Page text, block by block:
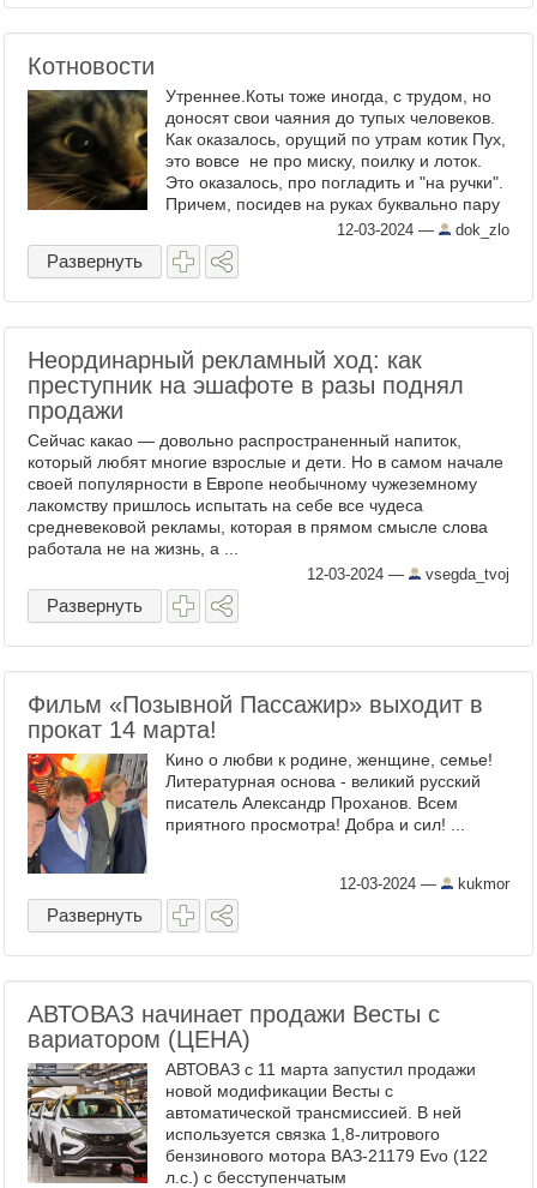
Котновости
Утреннее.Коты тоже иногда, с трудом, но
доносят свои чаяния до тупых человеков.
Как оказалось, орущий по утрам котик Пух,
это вовсе не про миску, поилку и лоток.
Это оказалось, про погладить и "на ручки".
Причем, посидев на руках буквально пару
минут, и убедившись, что его, по ...
12-03-2024 — dok_zlo
Развернуть
Неординарный рекламный ход: как
преступник на эшафоте в разы поднял
продажи
Сейчас какао — довольно распространенный напиток,
который любят многие взрослые и дети. Но в самом начале
своей популярности в Европе необычному чужеземному
лакомству пришлось испытать на себе все чудеса
средневековой рекламы, которая в прямом смысле слова
работала не на жизнь, а ...
12-03-2024 — vsegda_tvoj
Развернуть
Фильм «Позывной Пассажир» выходит в
прокат 14 марта!
Кино о любви к родине, женщине, семье!
Литературная основа - великий русский
писатель Александр Проханов. Всем
приятного просмотра! Добра и сил! ...
12-03-2024 — kukmor
Развернуть
АВТОВАЗ начинает продажи Весты с
вариатором (ЦЕНА)
АВТОВАЗ с 11 марта запустил продажи
новой модификации Весты с
автоматической трансмиссией. В ней
используется связка 1,8-литрового
бензинового мотора ВАЗ-21179 Evo (122
л.с.) с бесступенчатым